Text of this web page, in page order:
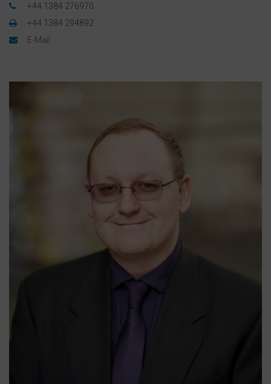
+44 1384 276970
+44 1384 294892
E-Mail